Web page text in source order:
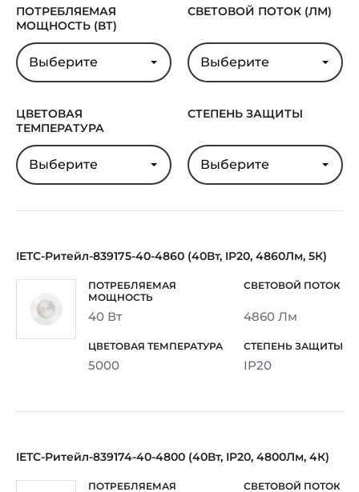
ПОТРЕБЛЯЕМАЯ
МОЩНОСТЬ (ВТ)
Выберите
СВЕТОВОЙ ПОТОК (ЛМ)
Выберите
ЦВЕТОВАЯ
ТЕМПЕРАТУРА
Выберите
СТЕПЕНЬ ЗАЩИТЫ
Выберите
IETC-Ритейл-839175-40-4860 (40Вт, IP20, 4860Лм, 5К)
40 Вт 4860 Лм
5000 IP20
IETC-Ритейл-839174-40-4800 (40Вт, IP20, 4800Лм, 4К)